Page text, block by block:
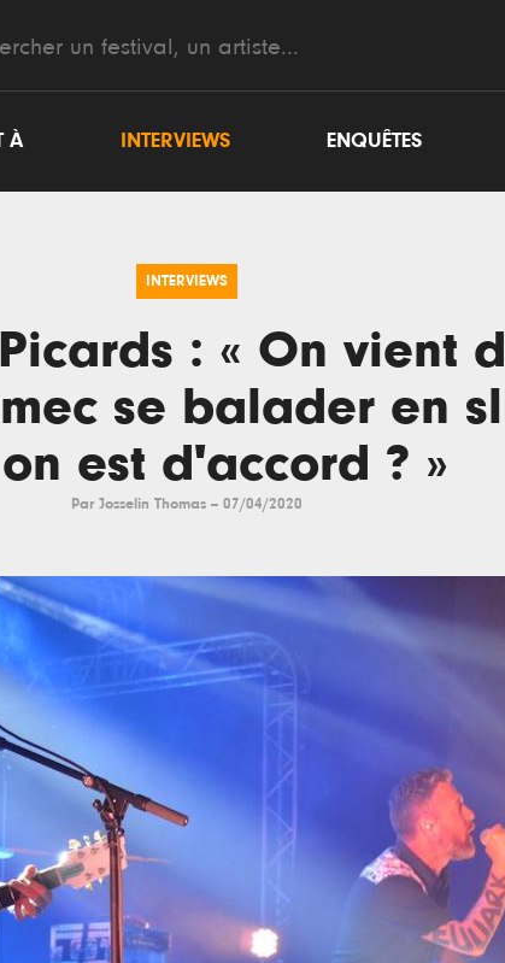
À INTERVIEWS ENQUÊTES
INTERVIEWS
: « On vient
se balader en
est d'accord ? »
Par Josselin Thomas -- 07/04/2020